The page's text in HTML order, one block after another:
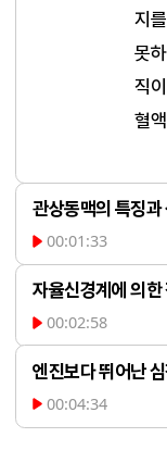
지
못
직
혈
관상동맥의 특징과
00:01:33
은
혈
한
자율신경계에 의
00:02:58
의
엔진보다 뛰어난
00:04:34